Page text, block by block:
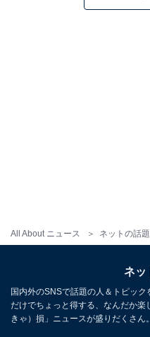
All About ニュース ネットの話題
ネッ
国内外のSNSで話題の人＆トピッ
だけでちょっと得する、なんだか
きゃ）損」ニュースが盛りだくさん。